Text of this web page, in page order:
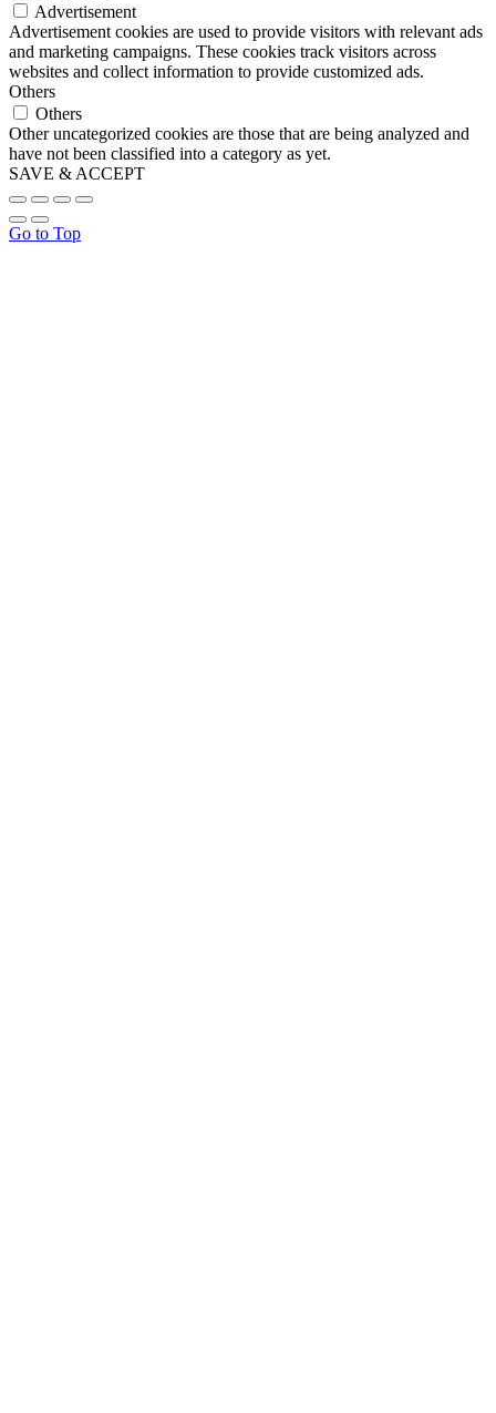
Advertisement
Advertisement cookies are used to provide visitors with relevant ads
and marketing campaigns. These cookies track visitors across
websites and collect information to provide customized ads.
Others
Others
Other uncategorized cookies are those that are being analyzed and
have not been classified into a category as yet.
SAVE & ACCEPT
Go to Top